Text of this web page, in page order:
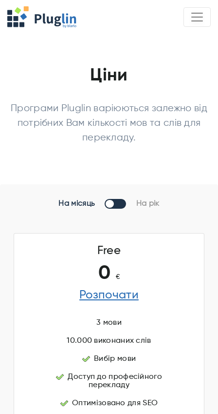
Ціни
Програми Pluglin варіюються залежно від
потрібних Вам кількості мов та слів для
перекладу.
На місяць На рік
Free
0 €
Розпочати
3 мови
10.000 виконаних слів
Вибір мови
Доступ до професійного
перекладу
Оптимізовано для SEO